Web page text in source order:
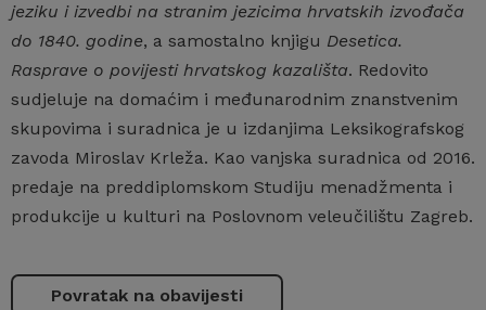
jeziku i izvedbi na stranim jezicima hrvatskih izvođača
do 1840. godine, a samostalno knjigu Desetica.
Rasprave o povijesti hrvatskog kazališta. Redovito
sudjeluje na domaćim i međunarodnim znanstvenim
skupovima i suradnica je u izdanjima Leksikografskog
zavoda Miroslav Krleža. Kao vanjska suradnica od 2016.
predaje na preddiplomskom Studiju menadžmenta i
produkcije u kulturi na Poslovnom veleučilištu Zagreb.
Povratak na obavijesti